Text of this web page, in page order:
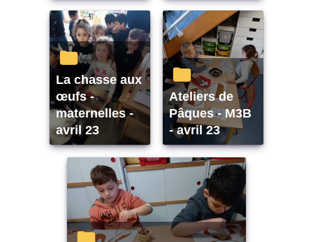
La chasse aux
œufs -
maternelles -
avril 23
Ateliers de
Pâques - M3B
- avril 23